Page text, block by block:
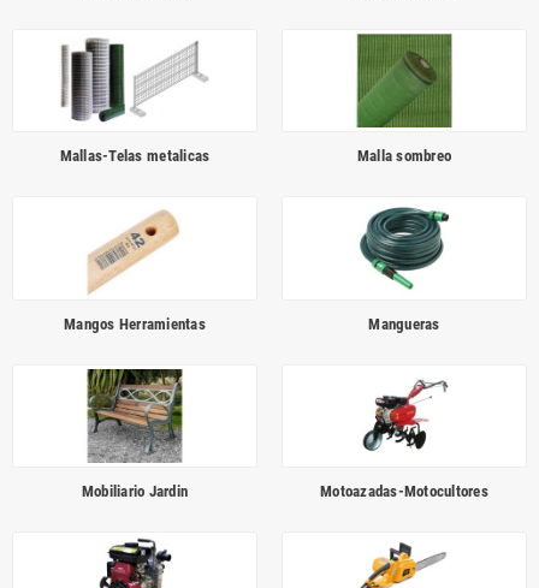
Mallas-Telas metalicas Malla sombreo
Mangos Herramientas Mangueras
Mobiliario Jardin Motoazadas-Motocultores